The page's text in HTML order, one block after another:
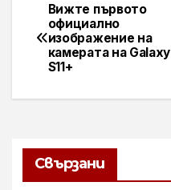
Навигация
Вижте първото
официално
изображение на
камерата на Galaxy
S11+
Свързани